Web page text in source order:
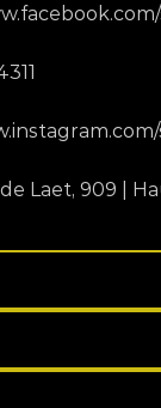
Laet, 909 |